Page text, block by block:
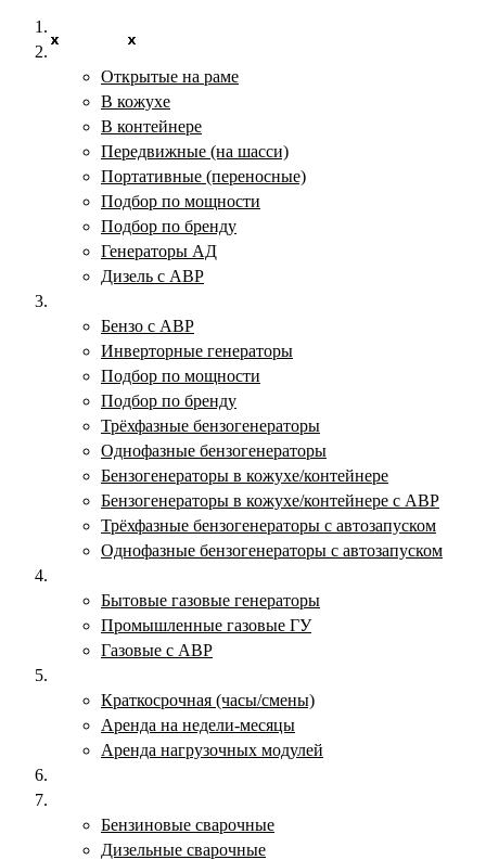
Открытые на раме
В кожухе
В контейнере
Передвижные (на шасси)
Портативные (переносные)
Подбор по мощности
Подбор по бренду
Генераторы АД
Дизель с АВР
Бензо с АВР
Инверторные генераторы
Подбор по мощности
Подбор по бренду
Трёхфазные бензогенераторы
Однофазные бензогенераторы
Бензогенераторы в кожухе/контейнере
Бензогенераторы в кожухе/контейнере с АВР
Трёхфазные бензогенераторы с автозапуском
Однофазные бензогенераторы с автозапуском
Бытовые газовые генераторы
Промышленные газовые ГУ
Газовые с АВР
Краткосрочная (часы/смены)
Аренда на недели-месяцы
Аренда нагрузочных модулей
Бензиновые сварочные
Дизельные сварочные
x x
x
x x
x
x x
x
x x
x
x x
x
x x
x
x x
x